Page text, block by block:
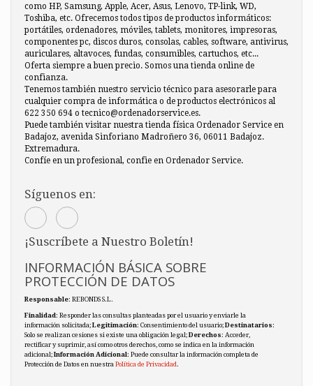
como HP, Samsung, Apple, Acer, Asus, Lenovo, TP-link, WD,
Toshiba, etc. Ofrecemos todos tipos de productos informáticos:
portátiles, ordenadores, móviles, tablets, monitores, impresoras,
componentes pc, discos duros, consolas, cables, software, antivirus,
auriculares, altavoces, fundas, consumibles, cartuchos, etc...
Oferta siempre a buen precio. Somos una tienda online de
confianza.
Tenemos también nuestro servicio técnico para asesorarle para
cualquier compra de informática o de productos electrónicos al
622 350 694 o tecnico@ordenadorservice.es.
Puede también visitar nuestra tienda física Ordenador Service en
Badajoz, avenida Sinforiano Madroñero 36, 06011 Badajoz.
Extremadura.
Confíe en un profesional, confie en Ordenador Service.
Síguenos en:
¡Suscríbete a Nuestro Boletín!
INFORMACIÓN BÁSICA SOBRE
PROTECCIÓN DE DATOS
Responsable: REBONDS S.L.
Finalidad: Responder las consultas planteadas por el usuario y enviarle la
información solicitada;Legitimación: Consentimiento del usuario;Destinatarios:
Solo se realizan cesiones si existe una obligación legal;Derechos: Acceder,
rectificar y suprimir, así como otros derechos, como se indica en la información
adicional;Información Adicional: Puede consultar la información completa de
Protección de Datos en nuestra Política de Privacidad.